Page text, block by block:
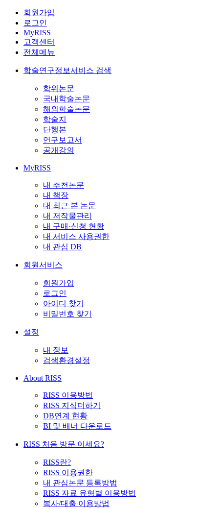
회원가입
로그인
MyRISS
고객센터
전체메뉴
학술연구정보서비스 검색
학위논문
국내학술논문
해외학술논문
학술지
단행본
연구보고서
공개강의
MyRISS
내 추천논문
내 책장
내 최근 본 논문
내 저작물관리
내 구매·신청 현황
내 서비스 사용권한
내 관심 DB
회원서비스
회원가입
로그인
아이디 찾기
비밀번호 찾기
설정
내 정보
검색환경설정
About RISS
RISS 이용방법
RISS 지식더하기
DB연계 현황
BI 및 배너 다운로드
RISS 처음 방문 이세요?
RISS란?
RISS 이용권한
내 관심논문 등록방법
RISS 자료 유형별 이용방법
복사/대출 이용방법